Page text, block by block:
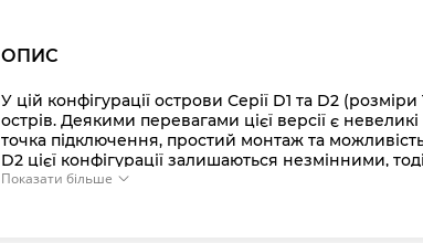
ОПИС
У цій конфігурації острови Серії D1 та D2
острів. Деякими перевагами цієї версії є
точка підключення, простий монтаж та
D2 цієї конфігурації залишаються незмінними,
електричні та пневматичні компоненти та
Показати більше